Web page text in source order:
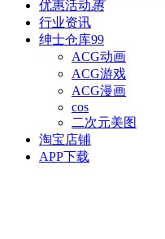
优惠活动惠
行业资讯
绅士仓库99
ACG动画
ACG游戏
ACG漫画
cos
二次元美图
淘宝店铺
APP下载